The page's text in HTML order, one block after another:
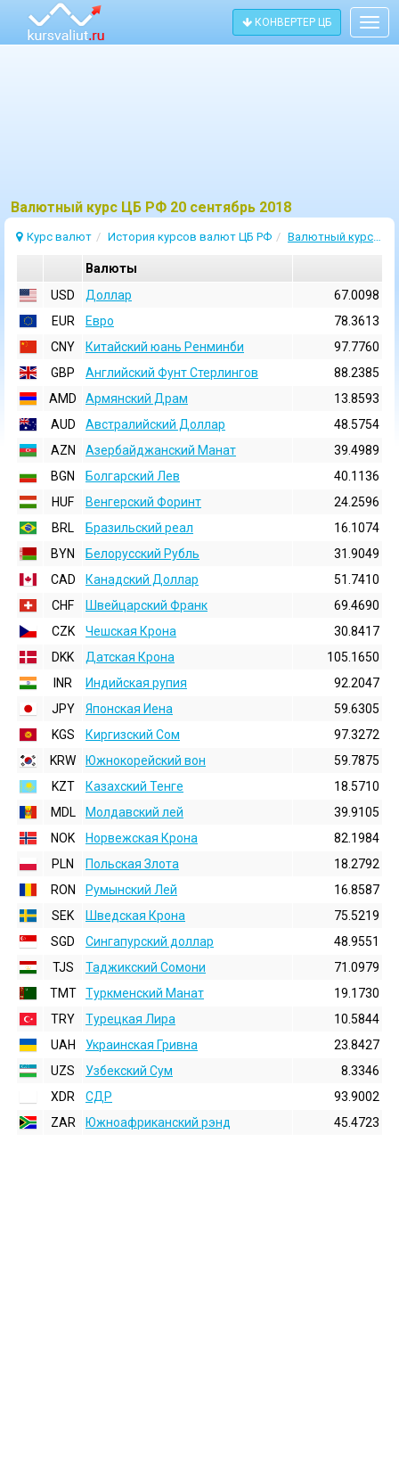
КОНВЕРТЕР ЦБ
Bалютный курс ЦБ РФ 20 сентябрь 2018
Курс валют История курсов валют ЦБ РФ Валютный курс 20 Сентябрь 2018
Валюты
USD
Доллар
67.0098
EUR
Евро
78.3613
CNY
Китайский юань Ренминби
97.7760
GBP
Английский Фунт Стерлингов
88.2385
AMD
Армянский Драм
13.8593
AUD
Австралийский Доллар
48.5754
AZN
Азербайджанский Манат
39.4989
BGN
Болгарский Лев
40.1136
HUF
Венгерский Форинт
24.2596
BRL
Бразильский реал
16.1074
BYN
Белорусский Рубль
31.9049
CAD
Канадский Доллар
51.7410
CHF
Швейцарский Франк
69.4690
CZK
Чешская Крона
30.8417
DKK
Датская Крона
105.1650
INR
Индийская pупия
92.2047
JPY
Японская Иена
59.6305
KGS
Киргизский Сом
97.3272
KRW
Южнокорейский вон
59.7875
KZT
Казахский Тенге
18.5710
MDL
Молдавский лей
39.9105
NOK
Норвежская Крона
82.1984
PLN
Польская Злота
18.2792
RON
Румынский Лей
16.8587
SEK
Шведская Крона
75.5219
SGD
Сингапурский доллар
48.9551
TJS
Таджикский Сомони
71.0979
TMT
Туркменский Манат
19.1730
TRY
Турецкая Лира
10.5844
UAH
Украинская Гривна
23.8427
UZS
Узбекский Сум
8.3346
XDR
СДР
93.9002
ZAR
Южноафриканский рэнд 45.4723